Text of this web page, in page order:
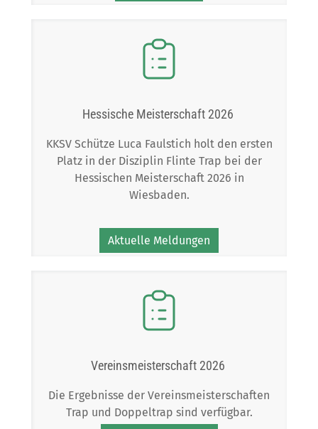
Hessische Meisterschaft 2026
KKSV Schütze Luca Faulstich holt den ersten
Platz in der Disziplin Flinte Trap bei der
Hessischen Meisterschaft 2026 in
Wiesbaden.
Aktuelle Meldungen
Vereinsmeisterschaft 2026
Die Ergebnisse der Vereinsmeisterschaften
Trap und Doppeltrap sind verfügbar.